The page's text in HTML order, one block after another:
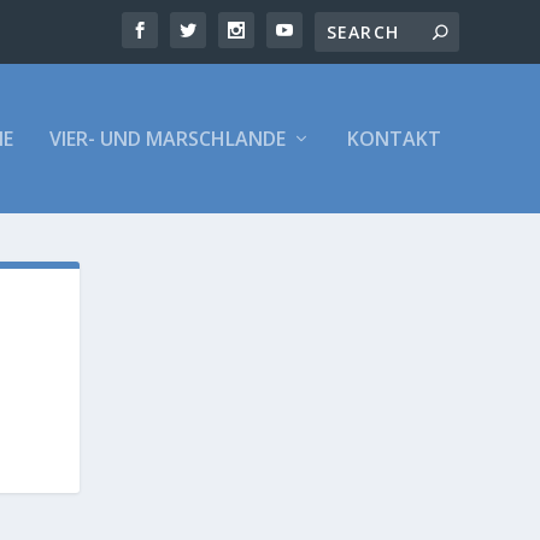
VIER- UND MARSCHLANDE KONTAKT